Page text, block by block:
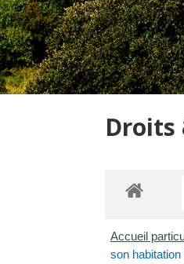
Droits
Accueil
son habitation